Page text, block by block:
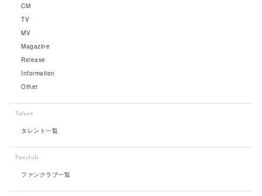
CM
TV
MV
Magazine
Release
Information
Other
Talent
タレント一覧
Fanclub
ファンクラブ一覧